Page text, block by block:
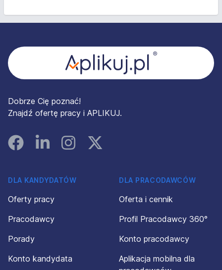
Dobrze Cię poznać!
Znajdź ofertę pracy i APLIKUJ.
FacebookLinked InInstagramInstagram
DLA KANDYDATÓW
Oferty pracy
Pracodawcy
Porady
Konto kandydata
DLA PRACODAWCÓW
Oferta i cennik
Profil Pracodawcy 360°
Konto pracodawcy
Aplikacja mobilna dla